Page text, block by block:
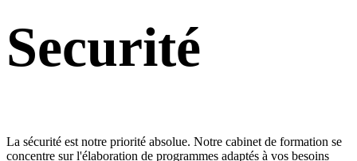
Securité
La sécurité est notre priorité absolue. Notre cabinet de formation se
concentre sur l'élaboration de programmes adaptés à vos besoins